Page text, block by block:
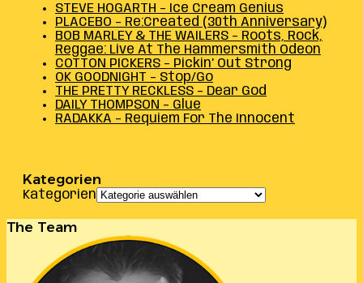
STEVE HOGARTH – Ice Cream Genius
PLACEBO – Re:Created (30th Anniversary)
BOB MARLEY & THE WAILERS – Roots, Rock,
Reggae: Live At The Hammersmith Odeon
COTTON PICKERS – Pickin’ Out Strong
OK GOODNIGHT – Stop/Go
THE PRETTY RECKLESS – Dear God
DAILY THOMPSON – Glue
RADAKKA – Requiem For The Innocent
Kategorien
Kategorien
The Team